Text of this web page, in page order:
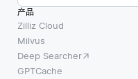
产品
Zilliz Cloud
Milvus
Deep Searcher
GPTCache